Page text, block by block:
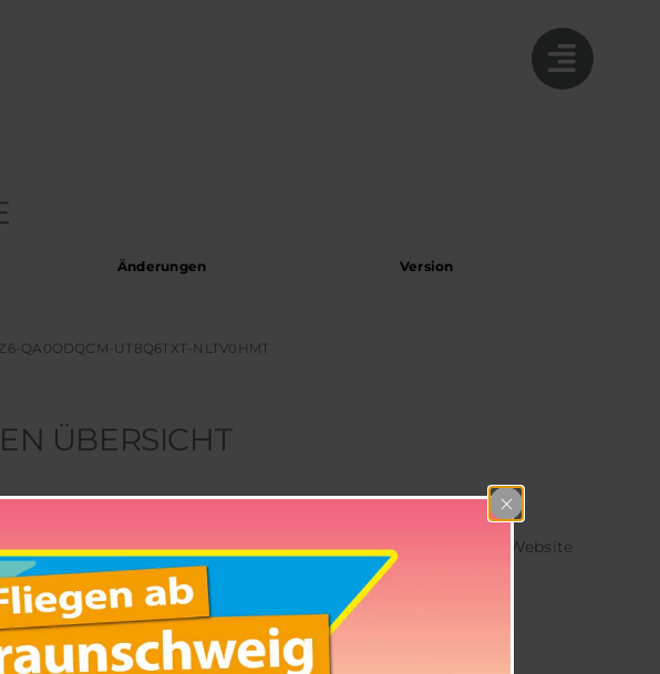
Änderungen Version
QA0ODQCM-UT8Q6TXT-NLTV0HMT
ÜBERSICHT
und sind für das ordnungsgemäße Funktionieren der Website
ausgewählten Besucherpräferenzen.